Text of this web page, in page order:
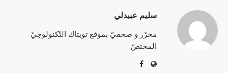
سليم عبيدلي
محرّر و صحفيّ بموقع تويتاك التّكنولوجيّ
المختصّ